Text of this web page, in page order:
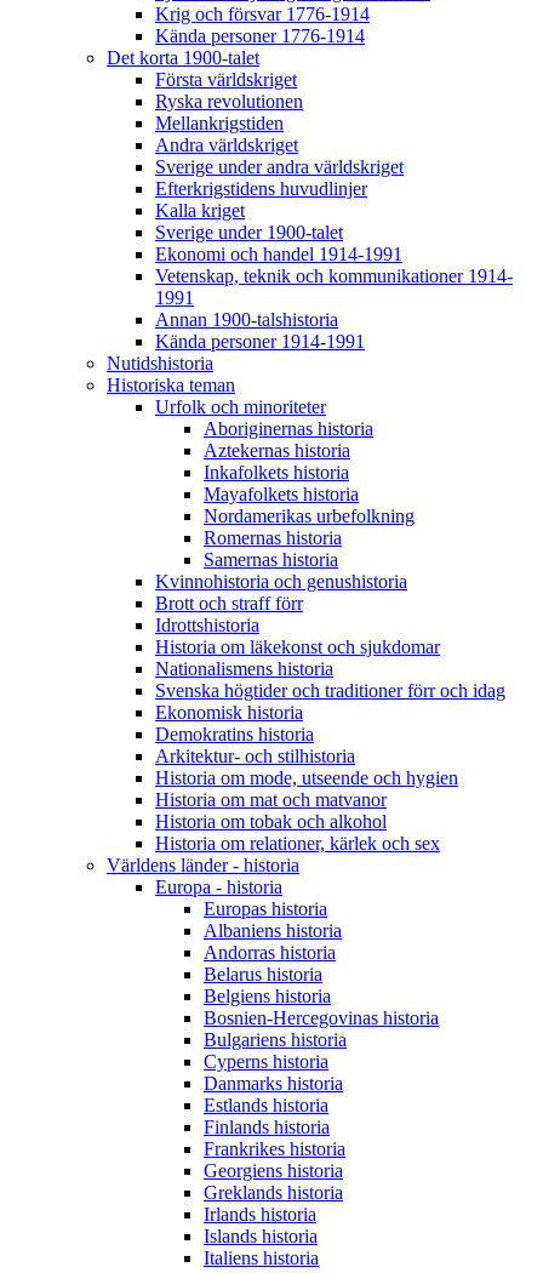
Krig och försvar 1776-1914
Kända personer 1776-1914
Det korta 1900-talet
Första världskriget
Ryska revolutionen
Mellankrigstiden
Andra världskriget
Sverige under andra världskriget
Efterkrigstidens huvudlinjer
Kalla kriget
Sverige under 1900-talet
Ekonomi och handel 1914-1991
Vetenskap, teknik och kommunikationer 1914-
1991
Annan 1900-talshistoria
Kända personer 1914-1991
Nutidshistoria
Historiska teman
Urfolk och minoriteter
Aboriginernas historia
Aztekernas historia
Inkafolkets historia
Mayafolkets historia
Nordamerikas urbefolkning
Romernas historia
Samernas historia
Kvinnohistoria och genushistoria
Brott och straff förr
Idrottshistoria
Historia om läkekonst och sjukdomar
Nationalismens historia
Svenska högtider och traditioner förr och idag
Ekonomisk historia
Demokratins historia
Arkitektur- och stilhistoria
Historia om mode, utseende och hygien
Historia om mat och matvanor
Historia om tobak och alkohol
Historia om relationer, kärlek och sex
Världens länder - historia
Europa - historia
Europas historia
Albaniens historia
Andorras historia
Belarus historia
Belgiens historia
Bosnien-Hercegovinas historia
Bulgariens historia
Cyperns historia
Danmarks historia
Estlands historia
Finlands historia
Frankrikes historia
Georgiens historia
Greklands historia
Irlands historia
Islands historia
Italiens historia